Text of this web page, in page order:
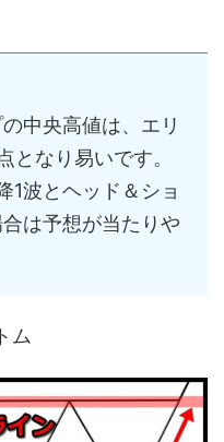
中央高値は、エリ
となり易いです。
1波とヘッド＆ショ
は予想が当たりや
ム